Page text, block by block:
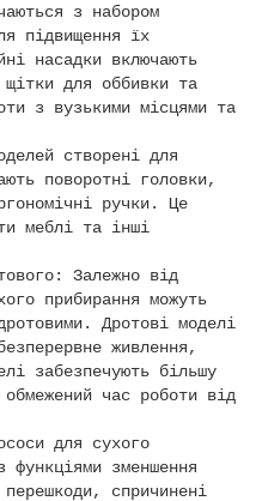
з набором
підвищення їх
насадки включають
для оббивки та
з вузькими місцями та
створені для
поворотні головки,
ручки. Це
меблі та інші
Залежно від
прибирання можуть
Дротові моделі
живлення,
забезпечують більшу
час роботи від
для сухого
функціями зменшення
спричинені